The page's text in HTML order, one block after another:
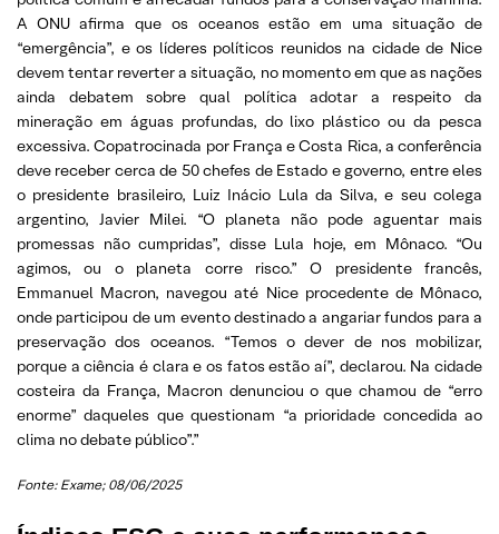
A ONU afirma que os oceanos estão em uma situação de
“emergência”, e os líderes políticos reunidos na cidade de Nice
devem tentar reverter a situação, no momento em que as nações
ainda debatem sobre qual política adotar a respeito da
mineração em águas profundas, do lixo plástico ou da pesca
excessiva. Copatrocinada por França e Costa Rica, a conferência
deve receber cerca de 50 chefes de Estado e governo, entre eles
o presidente brasileiro, Luiz Inácio Lula da Silva, e seu colega
argentino, Javier Milei. “O planeta não pode aguentar mais
promessas não cumpridas”, disse Lula hoje, em Mônaco. “Ou
agimos, ou o planeta corre risco.” O presidente francês,
Emmanuel Macron, navegou até Nice procedente de Mônaco,
onde participou de um evento destinado a angariar fundos para a
preservação dos oceanos. “Temos o dever de nos mobilizar,
porque a ciência é clara e os fatos estão aí”, declarou. Na cidade
costeira da França, Macron denunciou o que chamou de “erro
enorme” daqueles que questionam “a prioridade concedida ao
clima no debate público”.”
Fonte: Exame; 08/06/2025